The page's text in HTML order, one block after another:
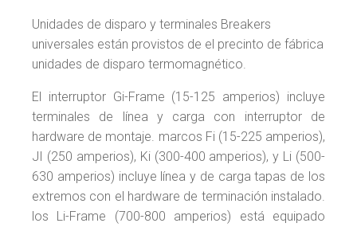
Unidades de disparo y terminales Breakers
universales están provistos de el precinto de fábrica
unidades de disparo termomagnético.
El interruptor Gi-Frame (15-125 amperios) incluye
terminales de línea y carga con interruptor de
hardware de montaje. marcos Fi (15-225 amperios),
JI (250 amperios), Ki (300-400 amperios), y Li (500-
630 amperios) incluye línea y de carga tapas de los
extremos con el hardware de terminación instalado.
los Li-Frame (700-800 amperios) está equipado